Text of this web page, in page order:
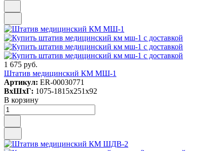
1 675 руб.
Штатив медицинский КМ МШ-1
Артикул: ER-00030771
ВxШxГ: 1075-1815x251x92
В корзину